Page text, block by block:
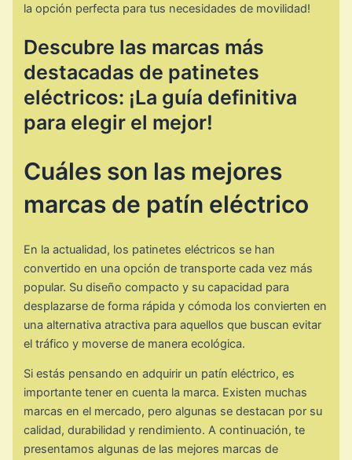
la opción perfecta para tus necesidades de movilidad!
Descubre las marcas más
destacadas de patinetes
eléctricos: ¡La guía definitiva
para elegir el mejor!
Cuáles son las mejores
marcas de patín eléctrico
En la actualidad, los patinetes eléctricos se han
convertido en una opción de transporte cada vez más
popular. Su diseño compacto y su capacidad para
desplazarse de forma rápida y cómoda los convierten en
una alternativa atractiva para aquellos que buscan evitar
el tráfico y moverse de manera ecológica.
Si estás pensando en adquirir un patín eléctrico, es
importante tener en cuenta la marca. Existen muchas
marcas en el mercado, pero algunas se destacan por su
calidad, durabilidad y rendimiento. A continuación, te
presentamos algunas de las mejores marcas de